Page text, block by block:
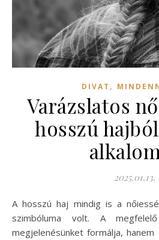
DIVAT ,
Varázslatos
hosszú
2025.01.13.
A hosszú haj mindig is a nőiesség és a szépség egyik
szimbóluma volt. A
megjelenésünket formálja, hanem